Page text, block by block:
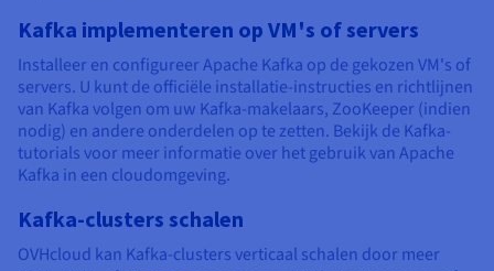
Kafka implementeren op VM's of servers
Installeer en configureer Apache Kafka op de gekozen VM's of
servers. U kunt de officiële installatie-instructies en richtlijnen
van Kafka volgen om uw Kafka-makelaars, ZooKeeper (indien
nodig) en andere onderdelen op te zetten. Bekijk de Kafka-
tutorials voor meer informatie over het gebruik van Apache
Kafka in een cloudomgeving.
Kafka-clusters schalen
OVHcloud kan Kafka-clusters verticaal schalen door meer